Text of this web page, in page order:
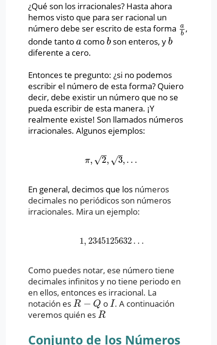
¿Qué son los irracionales? Hasta ahora
hemos visto que para ser racional un
número debe ser escrito de esta forma
a
b
ab,
donde tanto a
a comob
b son enteros, yb
b
diferente a cero.
Entonces te pregunto: ¿si no podemos
escribir el número de esta forma? Quiero
decir, debe existir un número que no se
pueda escribir de esta manera. ¡Y
realmente existe! Son llamados números
irracionales. Algunos ejemplos:
π, 2
√ , 3
√ , …
π,2, 3,…
En general, decimos que los números
decimales no periódicos son números
irracionales. Mira un ejemplo:
1, 2345125632…
1, 2345125632…
Como puedes notar, ese número tiene
decimales infinitos y no tiene periodo en
en ellos, entonces es irracional. La
notación es R − Q
R− Q oI
I . A continuación
veremos quién es R
R
Conjunto de los Números